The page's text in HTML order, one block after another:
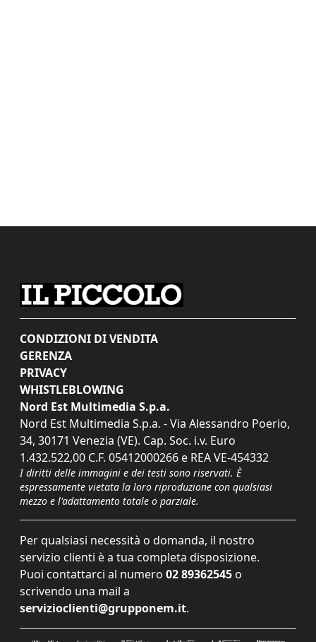
CONDIZIONI DI VENDITA
GERENZA
PRIVACY
WHISTLEBLOWING
Nord Est Multimedia S.p.a.
Nord Est Multimedia S.p.a. - Via Alessandro Poerio,
34, 30171 Venezia (VE). Cap. Soc. i.v. Euro
1.432.522,00 C.F. 05412000266 e REA VE-454332
I diritti delle immagini e dei testi sono riservati. È
espressamente vietata la loro riproduzione con qualsiasi
mezzo e l'adattamento totale o parziale.
Per qualsiasi necessità o domanda, il nostro
servizio clienti è a tua completa disposizione.
Puoi contattarci al numero 02 89362545 o
scrivendo una mail a
servizioclienti@grupponem.it.